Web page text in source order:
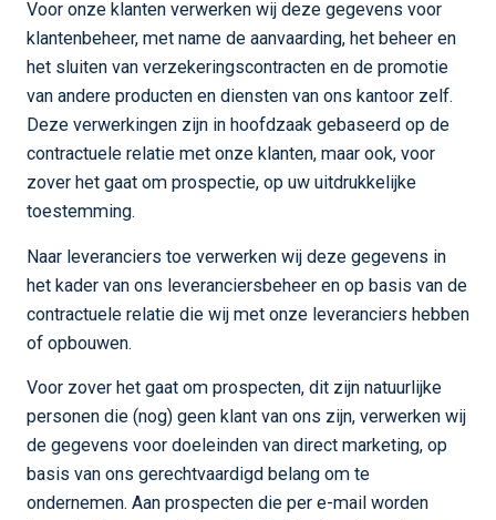
Voor onze klanten verwerken wij deze gegevens voor
klantenbeheer, met name de aanvaarding, het beheer en
het sluiten van verzekeringscontracten en de promotie
van andere producten en diensten van ons kantoor zelf.
Deze verwerkingen zijn in hoofdzaak gebaseerd op de
contractuele relatie met onze klanten, maar ook, voor
zover het gaat om prospectie, op uw uitdrukkelijke
toestemming.
Naar leveranciers toe verwerken wij deze gegevens in
het kader van ons leveranciersbeheer en op basis van de
contractuele relatie die wij met onze leveranciers hebben
of opbouwen.
Voor zover het gaat om prospecten, dit zijn natuurlijke
personen die (nog) geen klant van ons zijn, verwerken wij
de gegevens voor doeleinden van direct marketing, op
basis van ons gerechtvaardigd belang om te
ondernemen. Aan prospecten die per e-mail worden